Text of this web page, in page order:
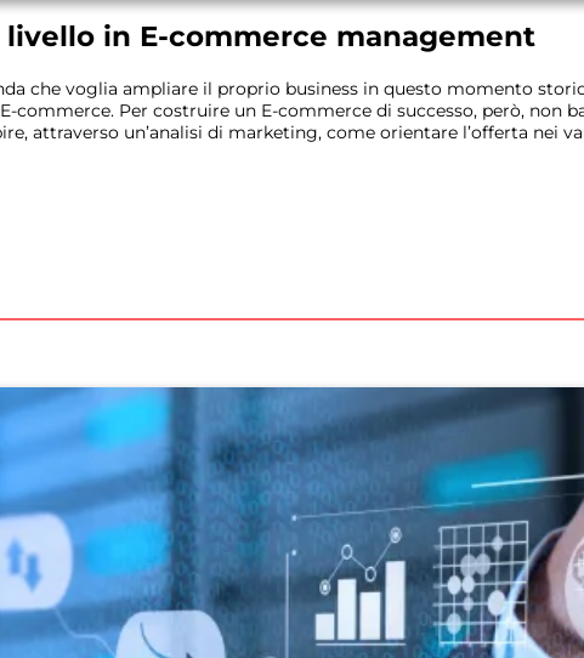
livello in E-commerce management
che voglia ampliare il proprio business in questo momento
commerce. Per costruire un E-commerce di successo, però, non
attraverso un’analisi di marketing, come orientare l’offerta nei